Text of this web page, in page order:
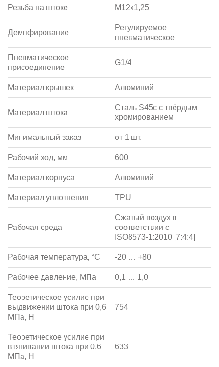
Резьба на штоке M12x1,25
Демпфирование
Регулируемое
пневматическое
Пневматическое
присоединение
G1/4
Материал крышек Алюминий
Материал штока
Сталь S45c с твёрдым
хромированием
Минимальный заказ от 1 шт.
Рабочий ход, мм 600
Материал корпуса Алюминий
Материал уплотнения TPU
Рабочая среда
Сжатый воздух в
соответствии с
ISO8573-1:2010 [7:4:4]
Рабочая температура, °С -20 … +80
Рабочее давление, МПа 0,1 … 1,0
Теоретическое усилие при
выдвижении штока при 0,6
МПа, Н
754
Теоретическое усилие при
втягивании штока при 0,6
МПа, Н
633